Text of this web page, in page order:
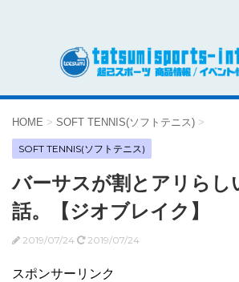
HOME > SOFT TENNIS(ソフトテニス) >
SOFT TENNIS(ソフトテニス)
バーサスが割とアリらし
話。【ジオブレイク】
2019/07/24 2019/07/24
スポンサーリンク